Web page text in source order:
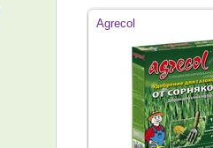
местах. Гранулы
постепенное
регулируется
экологическими
такими как влажность и
температура.
Agrecol